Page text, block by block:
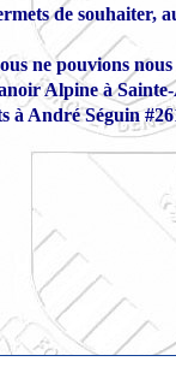
de souhaiter,
ne pouvions
Alpine à
à André Séguin